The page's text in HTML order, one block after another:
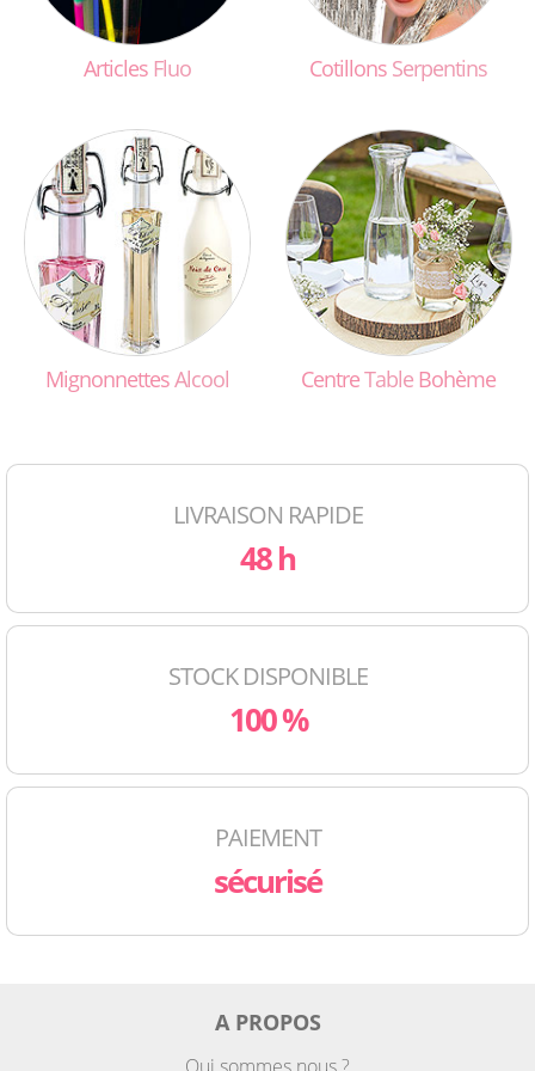
Articles Fluo Cotillons Serpentins
MignonnettesAlcool CentreTable Bohème
LIVRAISON RAPIDE
48 h
STOCK DISPONIBLE
100 %
PAIEMENT
sécurisé
A PROPOS